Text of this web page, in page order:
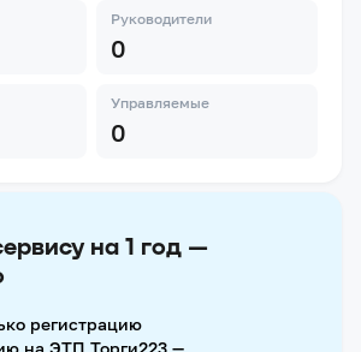
Руководители
0
Управляемые
0
на 1 год —
регистрацию
на ЭТП Торги223 —